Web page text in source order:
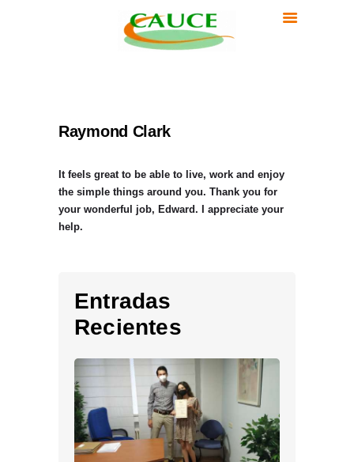
CLINICA CAUCE
CLIENTES
CONTACTO
Raymond Clark
It feels great to be able to live, work and enjoy
the simple things around you. Thank you for
your wonderful job, Edward. I appreciate your
help.
Entradas
Recientes